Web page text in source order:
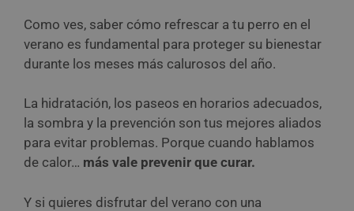
Como ves, saber cómo refrescar a tu perro en el
verano es fundamental para proteger su bienestar
durante los meses más calurosos del año.
La hidratación, los paseos en horarios adecuados,
la sombra y la prevención son tus mejores aliados
para evitar problemas. Porque cuando hablamos
de calor… más vale prevenir que curar.
Y si quieres disfrutar del verano con una